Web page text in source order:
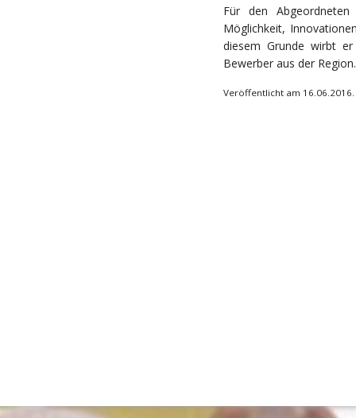
Für den
Möglichkeit,
diesem Grunde wirbt
Bewerber aus der Region.
Veröffentlicht am 16.06.2016.